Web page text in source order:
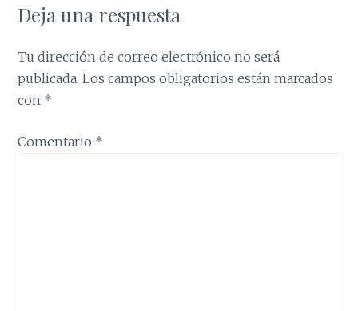
Deja una respuesta
Tu dirección de correo electrónico no será
publicada. Los campos obligatorios están marcados
con *
Comentario *